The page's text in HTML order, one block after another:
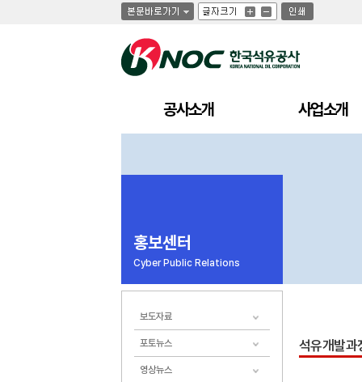
글
자
기
글
자
기
크
글
자
기
작
인
쇄
공사소개 사업소개
홍보센터
Cyber Public Relations
보도자료
포토뉴스
영상뉴스
석유개발과